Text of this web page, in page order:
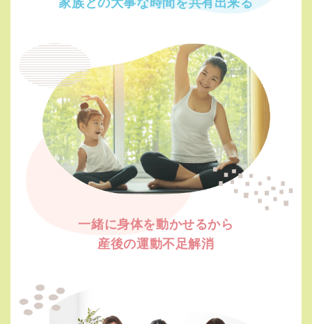
一緒に身体を動かせるから
産後の運動不足解消